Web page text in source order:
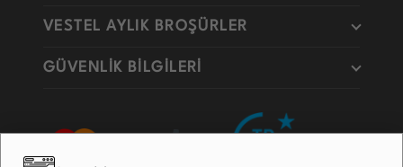
VESTEL AYLIK BROŞÜRLER
GÜVENLİK BİLGİLERİ